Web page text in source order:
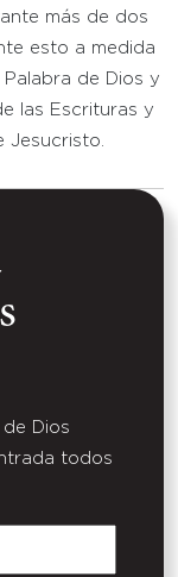
más de dos
esto a medida
de Dios y
las Escrituras y
Jesucristo.
Dios
todos